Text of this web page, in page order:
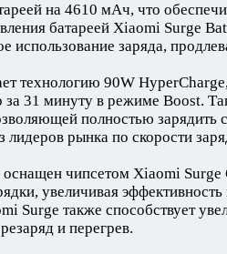
на 4610 мАч, что
батареей Xiaomi Surge
использование заряда,
технологию 90W HyperCharge,
за 31 минуту в режиме Boost.
полностью зарядить
рынка по скорости
чипсетом Xiaomi Surge
увеличивая
Surge также способствует
и перегрев.